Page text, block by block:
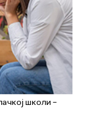
школи –